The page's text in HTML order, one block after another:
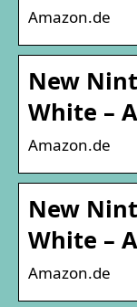
Amazon.de
New
White –
Amazon.de
New
White –
Amazon.de